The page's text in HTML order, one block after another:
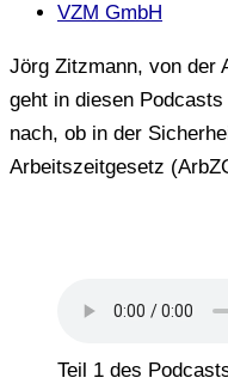
VZM GmbH
Jörg Zitzmann, von der
geht in diesen
nach, ob in der
Arbeitszeitgesetz
Teil 1 des